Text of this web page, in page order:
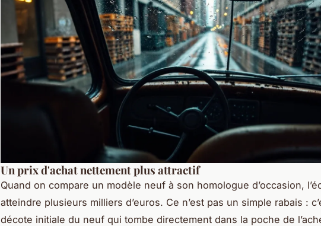
Un prix d'achat nettement plus attractif
Quand on compare un modèle neuf à son homologue d’occasion,
atteindre plusieurs milliers d’euros. Ce n’est pas un simple rabais :
décote initiale du neuf qui tombe directement dans la poche de